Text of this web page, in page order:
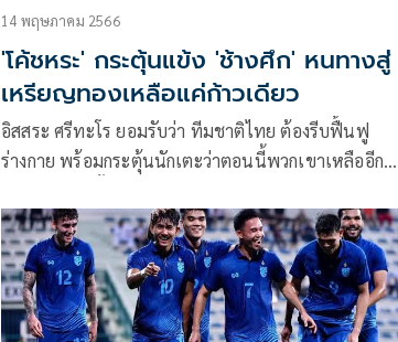
14 พฤษภาคม 2566
'โค้ชหระ'​ กระตุ้นแข้ง 'ช้างศึก'​ หนทางสู่
เหรียญทองเหลือแค่ก้าวเดียว
อิสสระ ศรีทะโร ยอมรับว่า ทีมชาติไทย ต้องรีบฟื้นฟู
ร่างกาย พร้อมกระตุ้นนักเตะว่าตอนนี้พวกเขาเหลืออีกแค่